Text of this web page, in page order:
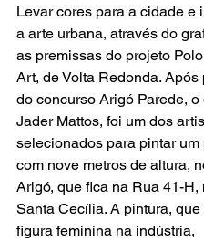
Levar cores para a cidade e
a arte urbana, através do
as premissas do projeto
Art, de Volta Redonda.
do concurso Arigó Parede,
Jader Mattos, foi um dos
selecionados para pintar um
com nove metros de altura,
Arigó, que fica na Rua 41-H,
Santa Cecília. A pintura, que
figura feminina na indústria,